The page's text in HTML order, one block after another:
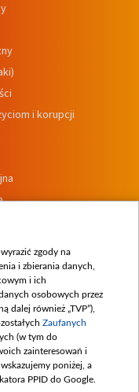
i korupcji
zgody na
i zbierania danych,
i ich
osobowych przez
dalej również „TVP”),
Zaufanych
(w tym do
zainteresowań i
poniżej, a
PPID do Google.